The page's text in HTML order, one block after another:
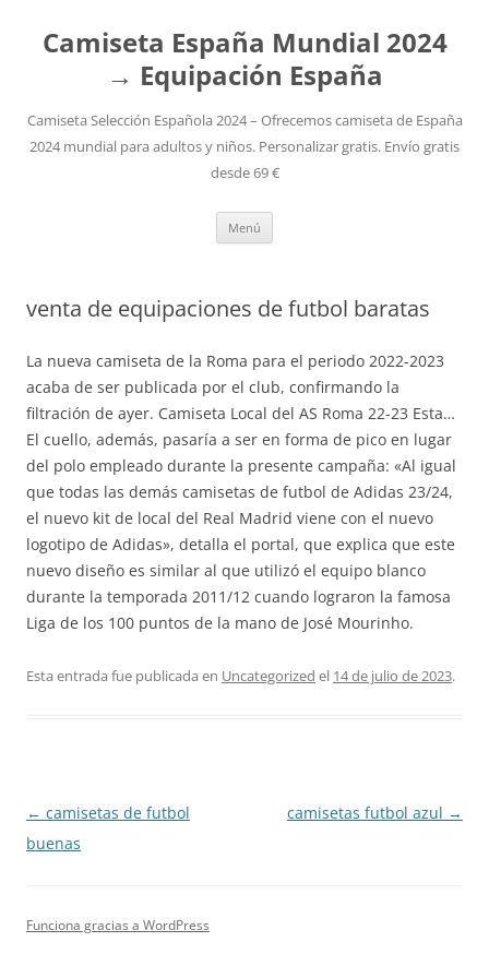
Camiseta España Mundial 2024
→ Equipación España
Camiseta Selección Española 2024 – Ofrecemos camiseta de España
2024 mundial para adultos y niños. Personalizar gratis. Envío gratis
desde 69 €
Menú
venta de equipaciones de futbol baratas
La nueva camiseta de la Roma para el periodo 2022-2023
acaba de ser publicada por el club, confirmando la
filtración de ayer. Camiseta Local del AS Roma 22-23 Esta…
El cuello, además, pasaría a ser en forma de pico en lugar
del polo empleado durante la presente campaña: «Al igual
que todas las demás camisetas de futbol de Adidas 23/24,
el nuevo kit de local del Real Madrid viene con el nuevo
logotipo de Adidas», detalla el portal, que explica que este
nuevo diseño es similar al que utilizó el equipo blanco
durante la temporada 2011/12 cuando lograron la famosa
Liga de los 100 puntos de la mano de José Mourinho.
Esta entrada fue publicada en Uncategorized el 14 de julio de 2023.
Navegación
de
← camisetas de futbol
buenas
camisetas futbol azul →
Funciona gracias a WordPress